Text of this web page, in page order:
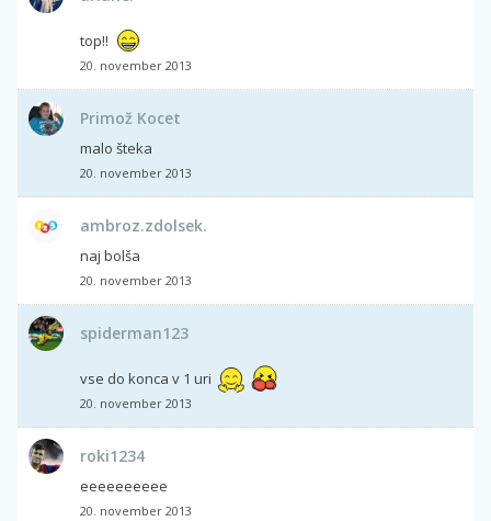
top!!
20. november 2013
Primož Kocet
malo šteka
20. november 2013
ambroz.zdolsek.
naj bolša
20. november 2013
spiderman123
vse do konca v 1 uri
20. november 2013
roki1234
eeeeeeeeee
20. november 2013